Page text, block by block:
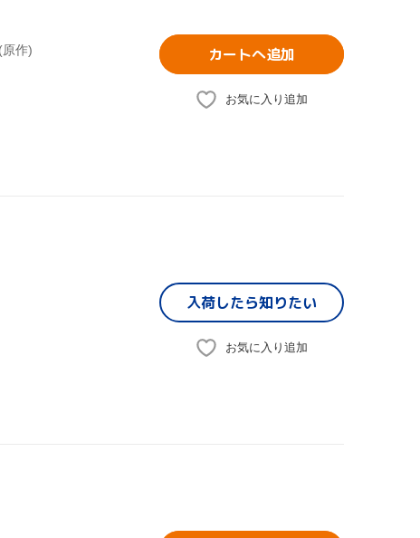
作) カートへ追加
お気に入り追加
入荷したら知りたい
お気に入り追加